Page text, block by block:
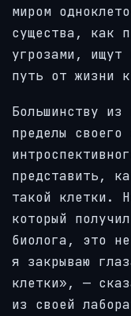
миром
существа, как
угрозами, ищут
путь от жизни
Большинству
пределы своего
представить,
такой клетки.
который
биолога, это
я закрываю
клетки», —
из своей